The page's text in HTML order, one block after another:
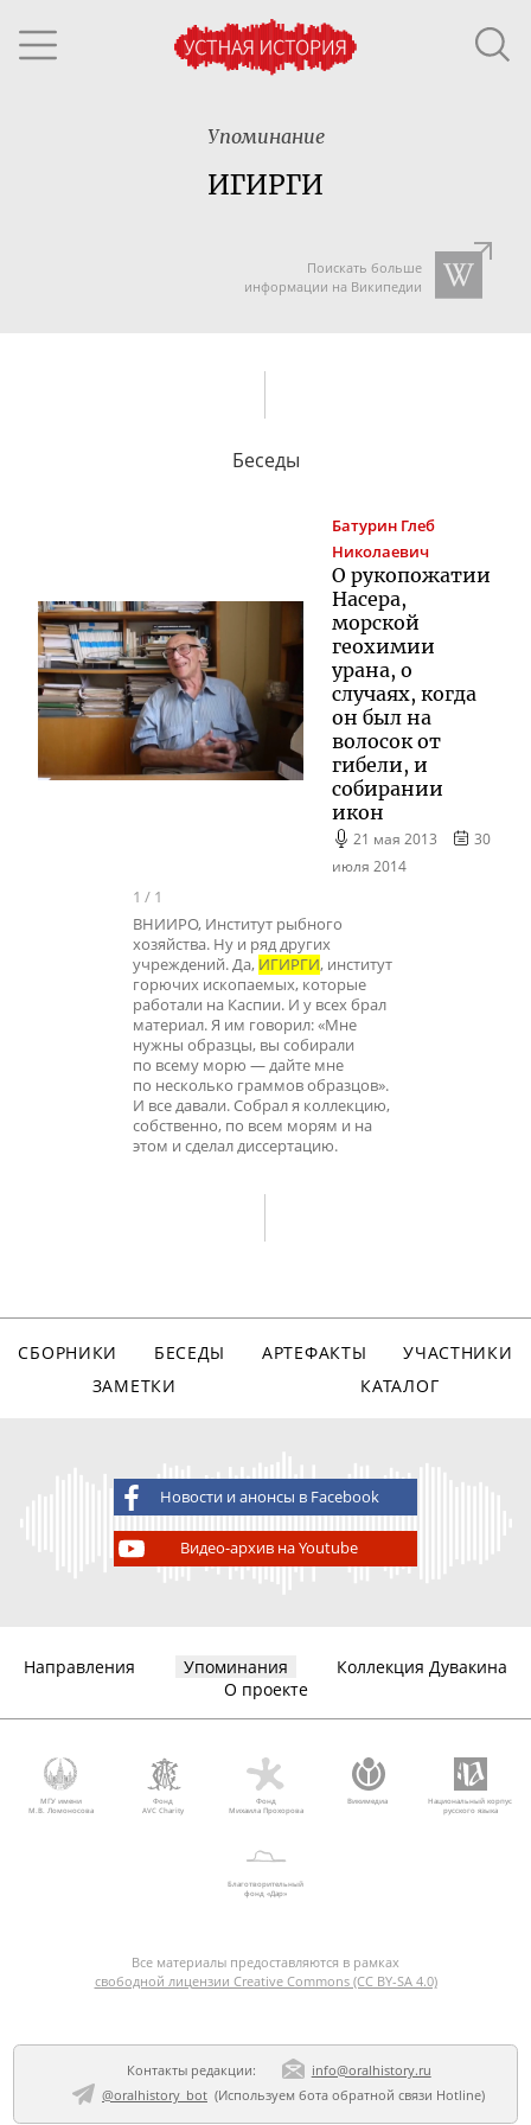
Упоминание
ИГИРГИ
Поискать больше
информации на Википедии
Беседы
Батурин Глеб
Николаевич
О рукопожатии
Насера,
морской
геохимии
урана, о
случаях, когда
он был на
волосок от
гибели, и
собирании
икон
21 мая 2013
30
июля 2014
1 / 1
ВНИИРО, Институт рыбного
хозяйства. Ну и ряд других
учреждений. Да, ИГИРГИ, институт
горючих ископаемых, которые
работали на Каспии. И у всех брал
материал. Я им говорил: «Мне
нужны образцы, вы собирали
по всему морю — дайте мне
по несколько граммов образцов».
И все давали. Собрал я коллекцию,
собственно, по всем морям и на
этом и сделал диссертацию.
СБОРНИКИ БЕСЕДЫ АРТЕФАКТЫ
УЧАСТНИКИ
ЗАМЕТКИ
КАТАЛОГ
Новости и анонсы в Facebook
Видео-архив на Youtube
Направления Упоминания
Коллекция Дувакина
О проекте
МГУ имени
М.В. Ломоносова
Фонд
AVC Charity
Фонд
Михаила Прохорова
Викимедиа
Национальный корпус
русского языка
Благотворительный
фонд «Дар»
Все материалы предоставляются в рамках
свободной лицензии Creative Commons (CC BY-SA 4.0)
Контакты редакции:
info@oralhistory.ru
@oralhistory_bot(Используем бота обратной связи Hotline)